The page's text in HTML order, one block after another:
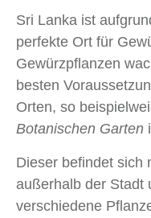
Sri Lanka ist
perfekte Ort für
Gewürzpflanzen
besten
Orten, so
Botanischen Garten
Dieser befindet sich
außerhalb der Stadt
verschiedene